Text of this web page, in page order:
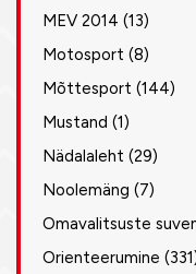
MEV 2014 (13)
Motosport (8)
Mõttesport (144)
Mustand (1)
Nädalaleht (29)
Noolemäng (7)
Omavalitsuste
Orienteerumine